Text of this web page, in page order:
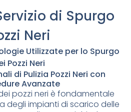
di Spurgo
Neri
Utilizzate per lo Spurgo
Pozzi Neri
di Pulizia Pozzi Neri con
Avanzate
pozzi neri è fondamentale
degli impianti di scarico delle